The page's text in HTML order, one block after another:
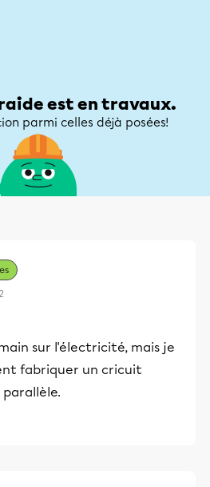
est en travaux.
parmi celles déjà posées!
sur l'électricité, mais je
fabriquer un cricuit
parallèle.